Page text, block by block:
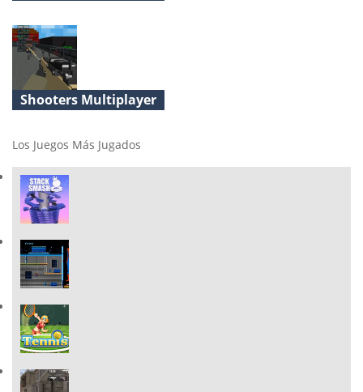
Shooters Multiplayer
Los Juegos Más Jugados